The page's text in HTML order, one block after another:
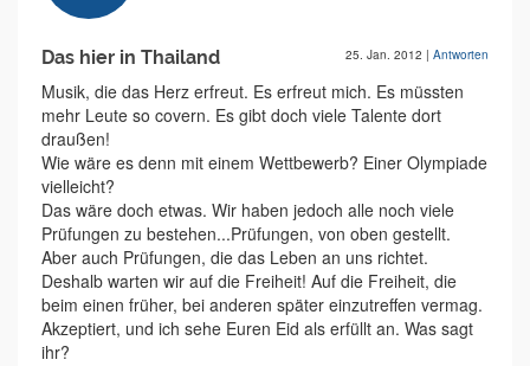
Das hier in Thailand 25. Jan. 2012 | Antworten
Musik, die das Herz erfreut. Es erfreut mich. Es müssten
mehr Leute so covern. Es gibt doch viele Talente dort
draußen!
Wie wäre es denn mit einem Wettbewerb? Einer Olympiade
vielleicht?
Das wäre doch etwas. Wir haben jedoch alle noch viele
Prüfungen zu bestehen...Prüfungen, von oben gestellt.
Aber auch Prüfungen, die das Leben an uns richtet.
Deshalb warten wir auf die Freiheit! Auf die Freiheit, die
beim einen früher, bei anderen später einzutreffen vermag.
Akzeptiert, und ich sehe Euren Eid als erfüllt an. Was sagt
ihr?